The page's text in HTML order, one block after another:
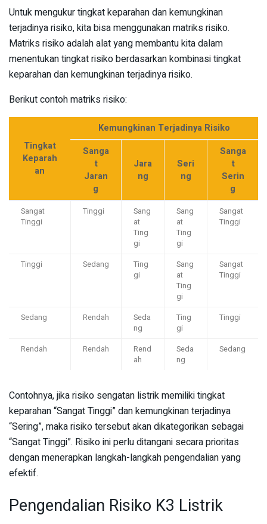
Untuk mengukur tingkat keparahan dan kemungkinan
terjadinya risiko, kita bisa menggunakan matriks risiko.
Matriks risiko adalah alat yang membantu kita dalam
menentukan tingkat risiko berdasarkan kombinasi tingkat
keparahan dan kemungkinan terjadinya risiko.
Berikut contoh matriks risiko:
Tingkat
Keparah
an
Kemungkinan Terjadinya Risiko
Sanga
t
Jaran
g
Jara
ng
Seri
ng
Sanga
t
Serin
g
Sangat
Tinggi
Tinggi
Sang
at
Ting
gi
Sang
at
Ting
gi
Sangat
Tinggi
Tinggi Sedang
Ting
gi
Sang
at
Ting
gi
Sangat
Tinggi
Sedang Rendah
Seda
ng
Ting
gi
Tinggi
Rendah Rendah
Rend
ah
Seda
ng
Sedang
Contohnya, jika risiko sengatan listrik memiliki tingkat
keparahan “Sangat Tinggi” dan kemungkinan terjadinya
“Sering”, maka risiko tersebut akan dikategorikan sebagai
“Sangat Tinggi”. Risiko ini perlu ditangani secara prioritas
dengan menerapkan langkah-langkah pengendalian yang
efektif.
Pengendalian Risiko K3 Listrik